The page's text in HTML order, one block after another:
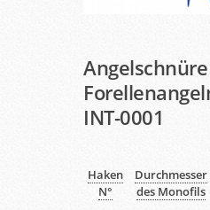
Angelschnüre
INT-0001
Haken
N°
Durchmesser
des Monofils